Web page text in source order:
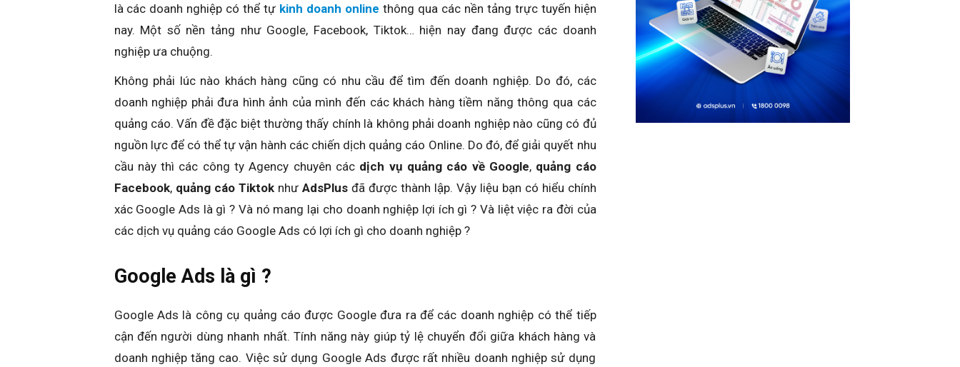
là các doanh nghiệp có thể tự kinh doanh online thông qua các nền tảng trực tuyến hiện
nay. Một số nền tảng như Google, Facebook, Tiktok… hiện nay đang được các doanh
nghiệp ưa chuộng.
Không phải lúc nào khách hàng cũng có nhu cầu để tìm đến doanh nghiệp. Do đó, các
doanh nghiệp phải đưa hình ảnh của mình đến các khách hàng tiềm năng thông qua các
quảng cáo. Vấn đề đặc biệt thường thấy chính là không phải doanh nghiệp nào cũng có đủ
nguồn lực để có thể tự vận hành các chiến dịch quảng cáo Online. Do đó, để giải quyết nhu
cầu này thì các công ty Agency chuyên các dịch vụ quảng cáo về Google, quảng cáo
Facebook,quảng cáo Tiktoknhư AdsPlusđã được thành lập. Vậy liệu bạn có hiểu chính
xác Google Ads là gì ? Và nó mang lại cho doanh nghiệp lợi ích gì ? Và liệt việc ra đời của
các dịch vụ quảng cáo Google Ads có lợi ích gì cho doanh nghiệp ?
Google Ads là gì ?
Google Ads là công cụ quảng cáo được Google đưa ra để các doanh nghiệp có thể tiếp
cận đến người dùng nhanh nhất. Tính năng này giúp tỷ lệ chuyển đổi giữa khách hàng và
doanh nghiệp tăng cao. Việc sử dụng Google Ads được rất nhiều doanh nghiệp sử dụng